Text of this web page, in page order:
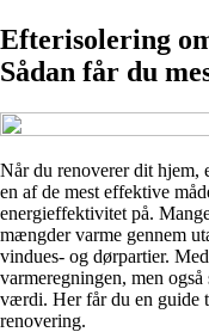
Efterisolering
Sådan får du
Når du renoverer dit hjem,
en af de mest effektive
energieffektivitet på.
mængder varme gennem
vindues- og dørpartier.
varmeregningen, men
værdi. Her får du en guide
renovering.